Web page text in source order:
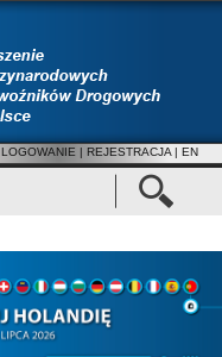
LOGOWANIE | REJESTRACJA | EN